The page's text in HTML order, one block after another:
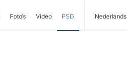
Foto‘s Video PSD Nederlands